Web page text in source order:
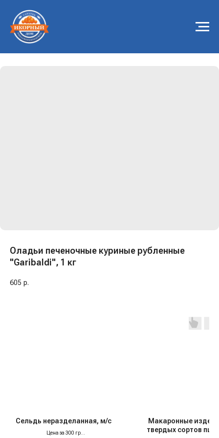
Оладьи печеночные куриные рубленные
"Garibaldi", 1 кг
605 р.
Сельдь неразделанная, м/с
Цена за 300 гр
Макаронные
твердых сортов